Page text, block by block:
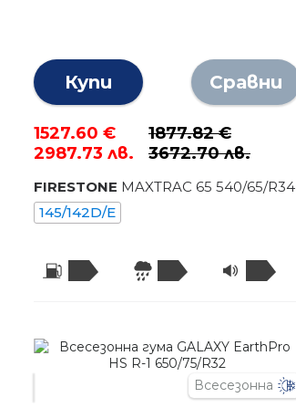
Купи Сравни
1527.60 €
2987.73 лв.
1877.82 €
3672.70 лв.
FIRESTONE MAXTRAC 65 540/65/R34
145/142D/E
Всесезонна